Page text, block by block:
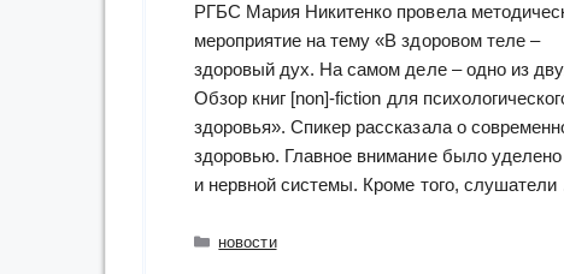
РГБС Мария Никитенко провела
мероприятие на тему «В здоровом теле –
здоровый дух. На самом деле – одно из
Обзор книг [non]-fiction для
здоровья». Спикер рассказала о
здоровью. Главное внимание было
и нервной системы. Кроме того,
Рубрики
новости